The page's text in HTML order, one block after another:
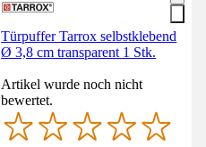
Türpuffer Tarrox selbstklebend
Ø 3,8 cm transparent 1 Stk.
Artikel wurde noch nicht
bewertet.